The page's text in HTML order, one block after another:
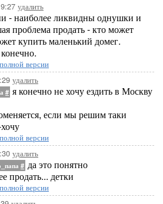
удалить
- наиболее ликвидны однушки и
проблема продать - кто может
купить маленький домег.
версии
удалить
# я конечно не хочу ездить в Москву
если мы решим таки
версии
удалить
# да это понятно
продать... детки
версии